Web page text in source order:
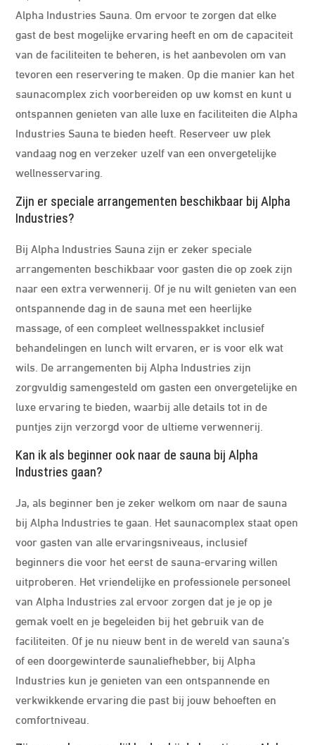
Alpha Industries Sauna. Om ervoor te zorgen dat elke
gast de best mogelijke ervaring heeft en om de capaciteit
van de faciliteiten te beheren, is het aanbevolen om van
tevoren een reservering te maken. Op die manier kan het
saunacomplex zich voorbereiden op uw komst en kunt u
ontspannen genieten van alle luxe en faciliteiten die Alpha
Industries Sauna te bieden heeft. Reserveer uw plek
vandaag nog en verzeker uzelf van een onvergetelijke
wellnesservaring.
Zijn er speciale arrangementen beschikbaar bij Alpha
Industries?
Bij Alpha Industries Sauna zijn er zeker speciale
arrangementen beschikbaar voor gasten die op zoek zijn
naar een extra verwennerij. Of je nu wilt genieten van een
ontspannende dag in de sauna met een heerlijke
massage, of een compleet wellnesspakket inclusief
behandelingen en lunch wilt ervaren, er is voor elk wat
wils. De arrangementen bij Alpha Industries zijn
zorgvuldig samengesteld om gasten een onvergetelijke en
luxe ervaring te bieden, waarbij alle details tot in de
puntjes zijn verzorgd voor de ultieme verwennerij.
Kan ik als beginner ook naar de sauna bij Alpha
Industries gaan?
Ja, als beginner ben je zeker welkom om naar de sauna
bij Alpha Industries te gaan. Het saunacomplex staat open
voor gasten van alle ervaringsniveaus, inclusief
beginners die voor het eerst de sauna-ervaring willen
uitproberen. Het vriendelijke en professionele personeel
van Alpha Industries zal ervoor zorgen dat je je op je
gemak voelt en je begeleiden bij het gebruik van de
faciliteiten. Of je nu nieuw bent in de wereld van sauna’s
of een doorgewinterde saunaliefhebber, bij Alpha
Industries kun je genieten van een ontspannende en
verkwikkende ervaring die past bij jouw behoeften en
comfortniveau.